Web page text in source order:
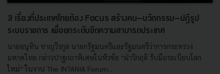
3 เรื่องที่ประเทศไทยต้อง Focus สร้างคน–นวัตกรรม–ปฏิรูป
ระบบราชการ เพื่อยกระดับขีดความสามารถประเทศ
นายอนุทิน ชาญวีรกูล นายกรัฐมนตรีและรัฐมนตรีว่าการกระทรวง
มหาดไทย กล่าวปาฐกถาพิเศษในหัวข้อ “ฝ่าวิกฤติ รับมือระเบียบโลก
ใหม่” ในงาน The INTANIA Forum...